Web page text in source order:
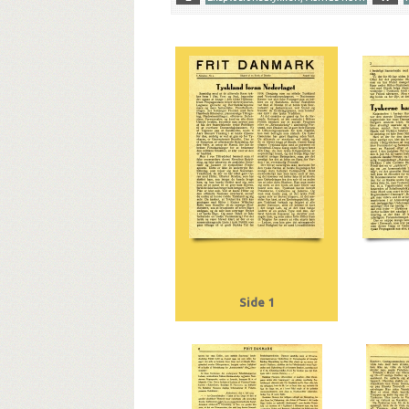
A Aalborg Aarhus Aarhus Amtstidende
Borchs Kollegium
Bryld, familien
Bryld, H.C.,
Danmarks Erhvervs Korporation
Danmarks
Frit Danmark G Goebbels, Joseph
Jorcks Passage
Jyllands-Posten
Modstandsbevægelsen, den danske
München
Rigsjustitsforbundet
Ritzaus Bureau
Thomsen, Aage, alias Tykke Tom, direktør,
Østjydsk Kornkompagni
Side 1